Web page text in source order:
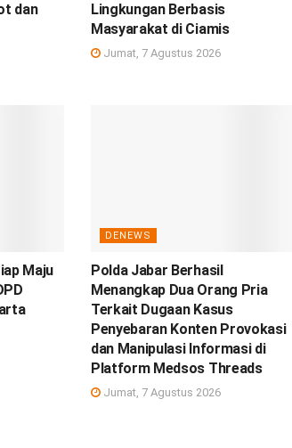
dan
Lingkungan Berbasis
Masyarakat di Ciamis
Jumat, 7 Agustus 2026
Maju
DENEWS
Polda Jabar Berhasil
Menangkap Dua Orang Pria
Terkait Dugaan Kasus
Penyebaran Konten Provokasi
dan Manipulasi Informasi di
Platform Medsos Threads
Jumat, 7 Agustus 2026